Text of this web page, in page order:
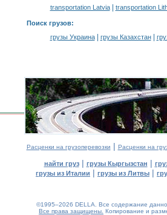
transportation Latvia| transportation
Поиск грузов:
грузы Украина| грузы Казахстан|
Расценки на грузоперевозки | Расценки на
найти груз| грузы Кыргызстан |
грузы из Италии | грузы из Литвы |
©1995–2026 DELLA. Все содержание
Все права защищены. Копирование и